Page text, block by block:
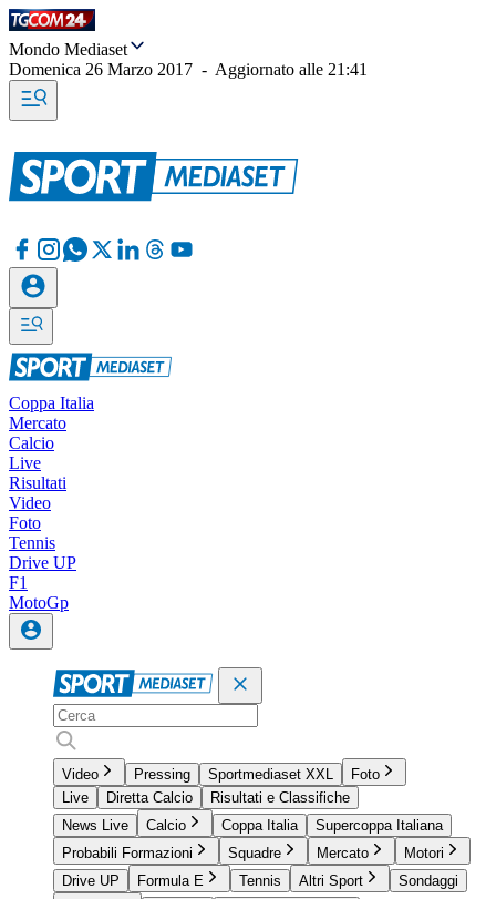
Mondo Mediaset
Domenica 26 Marzo 2017 - Aggiornato alle 21:41
Coppa Italia
Mercato
Calcio
Live
Risultati
Video
Foto
Tennis
Drive UP
F1
MotoGp
Video Pressing Sportmediaset XXL
Foto
Live
Diretta Calcio
Risultati e Classifiche
News Live
Calcio Coppa Italia
Supercoppa Italiana
Probabili Formazioni
Squadre Mercato
Motori
Drive UP
Formula E Tennis Altri Sport
Sondaggi